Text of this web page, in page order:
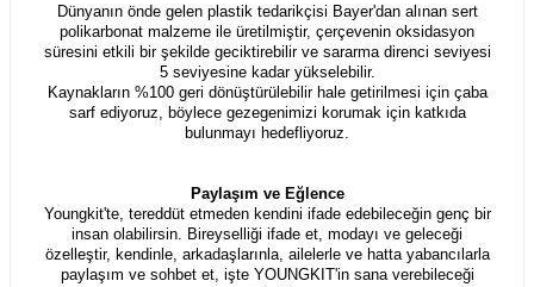
Dünyanın önde gelen plastik tedarikçisi Bayer'dan alınan sert
polikarbonat malzeme ile üretilmiştir, çerçevenin oksidasyon
süresini etkili bir şekilde geciktirebilir ve sararma direnci seviyesi
5 seviyesine kadar yükselebilir.
Kaynakların %100 geri dönüştürülebilir hale getirilmesi için çaba
sarf ediyoruz, böylece gezegenimizi korumak için katkıda
bulunmayı hedefliyoruz.
Paylaşım ve Eğlence
Youngkit'te, tereddüt etmeden kendini ifade edebileceğin genç bir
insan olabilirsin. Bireyselliği ifade et, modayı ve geleceği
özelleştir, kendinle, arkadaşlarınla, ailelerle ve hatta yabancılarla
paylaşım ve sohbet et, işte YOUNGKIT'in sana verebileceği